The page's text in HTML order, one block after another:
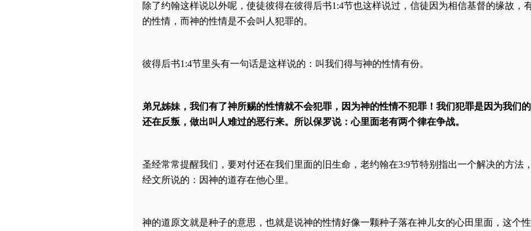
除了约翰这样说以外呢，使徒彼得在彼得后书1:4节也这样说过，信徒因为相信基督的缘故，
的性情，而神的性情是不会叫人犯罪的。
彼得后书1:4节里头有一句话是这样说的：叫我们得与神的性情有份。
弟兄姊妹，我们有了神所赐的性情就不会犯罪，因为神的性情不犯罪！我们犯罪是因为我们
还在反叛，做出叫人难过的恶行来。所以保罗说：心里面老有两个律在争战。
圣经常常提醒我们，要对付还在我们里面的旧生命，老约翰在3:9节特别指出一个解决的方法
经文所说的：因神的道存在他心里。
神的道原文就是种子的意思，也就是说神的性情好像一颗种子落在神儿女的心田里面，这个